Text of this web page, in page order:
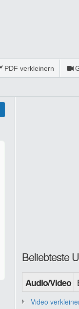
PDF verkleinern
Beliebteste
Audio/Video
Video